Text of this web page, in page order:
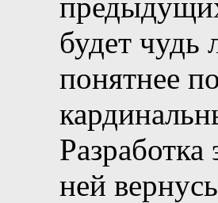
будет
понятнее
ней